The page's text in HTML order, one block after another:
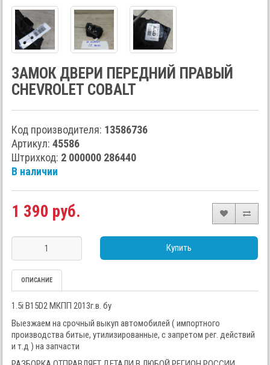
ЗАМОК ДВЕРИ ПЕРЕДНИЙ ПРАВЫЙ
CHEVROLET COBALT
Код производителя: 13586736
Артикул:45586
Штрихкод: 2 000000 286440
В наличии
1 390 руб.
Купить
ОПИСАНИЕ
1.5i B15D2 МКПП 2013г.в. бу
Выезжаем на срочный выкуп автомобилей ( импортного
производства битые, утилизированные, с запретом рег. действий
и т.д ) на запчасти